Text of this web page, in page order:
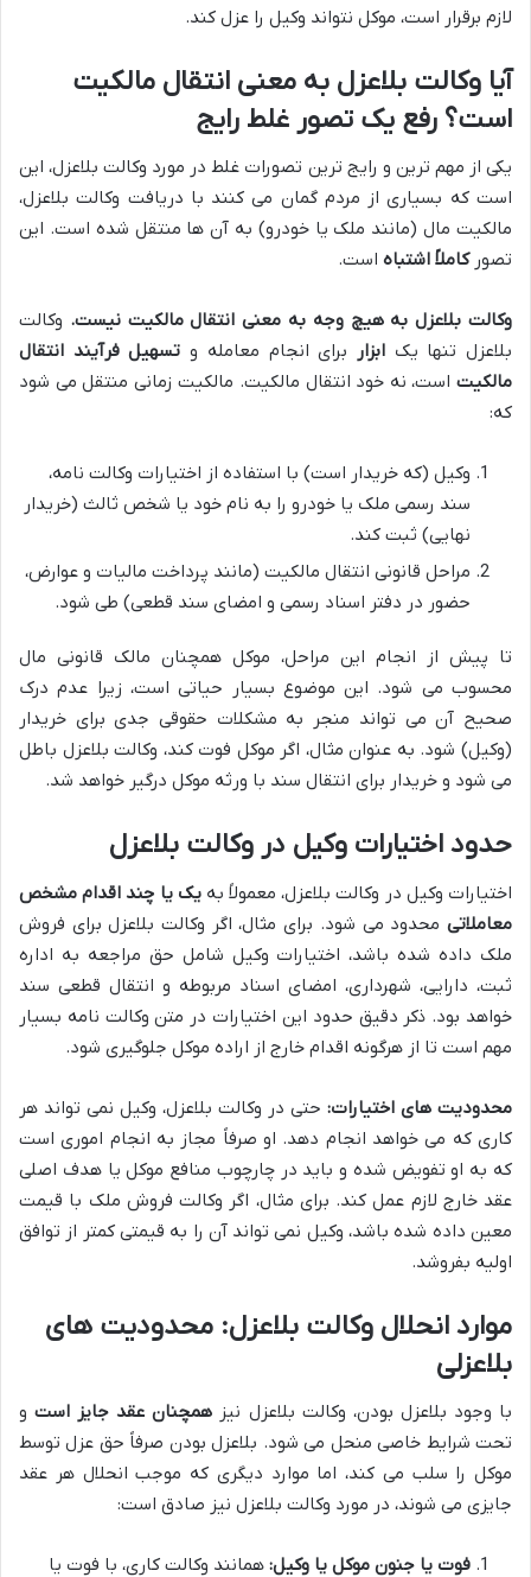
لازم برقرار است، موکل نتواند وکیل را عزل کند.
آیا وکالت بلاعزل به معنی انتقال مالکیت
است؟ رفع یک تصور غلط رایج
یکی از مهم ترین و رایج ترین تصورات غلط در مورد وکالت بلاعزل، این
است که بسیاری از مردم گمان می کنند با دریافت وکالت بلاعزل،
مالکیت مال (مانند ملک یا خودرو) به آن ها منتقل شده است. این
تصورکاملاً اشتباه است.
وکالت بلاعزل به هیچ وجه به معنی انتقال مالکیت نیست. وکالت
بلاعزل تنها یکابزار برای انجام معامله و تسهیل فرآیند انتقال
مالکیت است، نه خود انتقال مالکیت. مالکیت زمانی منتقل می شود
که:
وکیل (که خریدار است) با استفاده از اختیارات وکالت نامه،
سند رسمی ملک یا خودرو را به نام خود یا شخص ثالث (خریدار
نهایی) ثبت کند.
مراحل قانونی انتقال مالکیت (مانند پرداخت مالیات و عوارض،
حضور در دفتر اسناد رسمی و امضای سند قطعی) طی شود.
تا پیش از انجام این مراحل، موکل همچنان مالک قانونی مال
محسوب می شود. این موضوع بسیار حیاتی است، زیرا عدم درک
صحیح آن می تواند منجر به مشکلات حقوقی جدی برای خریدار
(وکیل) شود. به عنوان مثال، اگر موکل فوت کند، وکالت بلاعزل باطل
می شود و خریدار برای انتقال سند با ورثه موکل درگیر خواهد شد.
حدود اختیارات وکیل در وکالت بلاعزل
اختیارات وکیل در وکالت بلاعزل، معمولاً بهیک یا چند اقدام مشخص
معاملاتی محدود می شود. برای مثال، اگر وکالت بلاعزل برای فروش
ملک داده شده باشد، اختیارات وکیل شامل حق مراجعه به اداره
ثبت، دارایی، شهرداری، امضای اسناد مربوطه و انتقال قطعی سند
خواهد بود. ذکر دقیق حدود این اختیارات در متن وکالت نامه بسیار
مهم است تا از هرگونه اقدام خارج از اراده موکل جلوگیری شود.
محدودیت های اختیارات: حتی در وکالت بلاعزل، وکیل نمی تواند هر
کاری که می خواهد انجام دهد. او صرفاً مجاز به انجام اموری است
که به او تفویض شده و باید در چارچوب منافع موکل یا هدف اصلی
عقد خارج لازم عمل کند. برای مثال، اگر وکالت فروش ملک با قیمت
معین داده شده باشد، وکیل نمی تواند آن را به قیمتی کمتر از توافق
اولیه بفروشد.
موارد انحلال وکالت بلاعزل: محدودیت های
بلاعزلی
با وجود بلاعزل بودن، وکالت بلاعزل نیز همچنان عقد جایز استو
تحت شرایط خاصی منحل می شود. بلاعزل بودن صرفاً حق عزل توسط
موکل را سلب می کند، اما موارد دیگری که موجب انحلال هر عقد
جایزی می شوند، در مورد وکالت بلاعزل نیز صادق است:
فوت یا جنون موکل یا وکیل: همانند وکالت کاری، با فوت یا